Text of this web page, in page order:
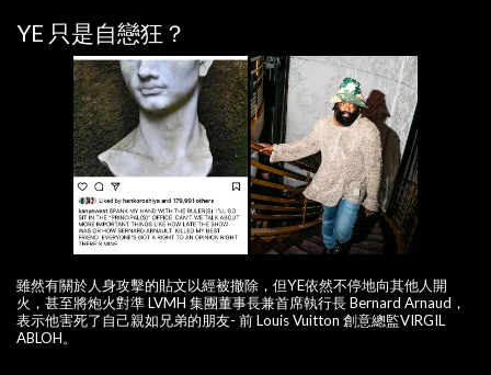
YE 只是自戀狂？
雖然有關於人身攻擊的貼文以經被撤除，但YE依然不停地向其他人開
火，甚至將炮火對準 LVMH 集團董事長兼首席執行長 Bernard Arnaud，
表示他害死了自己親如兄弟的朋友- 前 Louis Vuitton 創意總監VIRGIL
ABLOH。